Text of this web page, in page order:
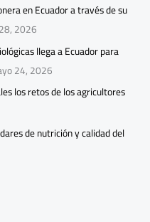
en Ecuador a través de su
2026
llega a Ecuador para
24, 2026
los retos de los agricultores
de nutrición y calidad del